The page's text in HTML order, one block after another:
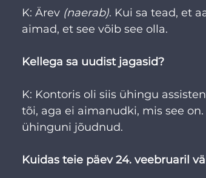
K: Ärev (naerab). Kui sa tead, et
aimad, et see võib see olla.
Kellega sa uudist jagasid?
K: Kontoris oli siis ühingu
tõi, aga ei aimanudki, mis see
ühinguni jõudnud.
Kuidas teie päev 24. veebruaril